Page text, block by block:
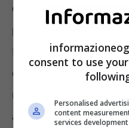
con le speranze di
per accedere alla
Fornero
e riguarda o il
requisito
anni ad aumentare è
consent to use
Personalised
content
services development